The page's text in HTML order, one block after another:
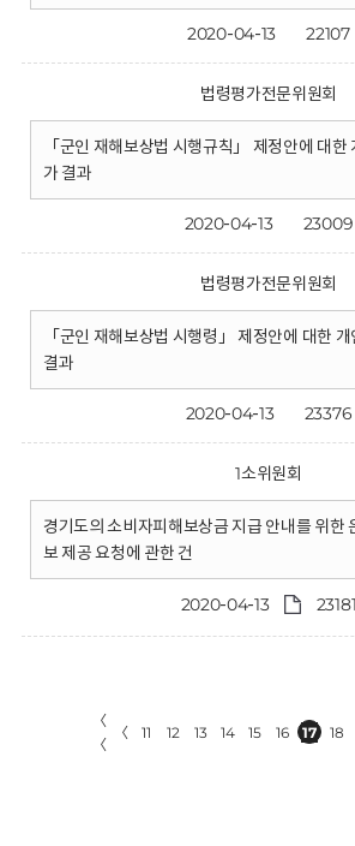
2020-04-13 22107
법령평가전문위원회
「군인 재해보상법 시행규칙」 제정안에 대한
가 결과
2020-04-13 23009
법령평가전문위원회
「군인 재해보상법 시행령」 제정안에 대한
결과
2020-04-13 23376
1소위원회
경기도의 소비자피해보상금 지급 안내를 위한
보 제공 요청에 관한 건
2020-04-13 23181
〈
〈
〈 11 12 13 14 15 16 17 18